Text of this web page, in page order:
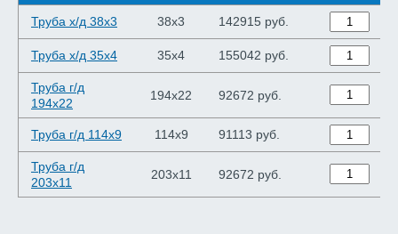
Труба х/д 38x3 38x3 142915 руб.
Труба х/д 35x4 35x4 155042 руб.
Труба г/д
194x22
194x22 92672 руб.
Труба г/д 114x9 114x9 91113 руб.
Труба г/д
203x11
203x11 92672 руб.